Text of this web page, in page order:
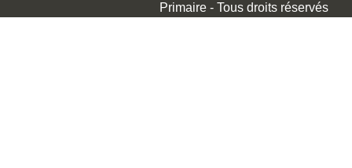
Primaire - Tous droits réservés